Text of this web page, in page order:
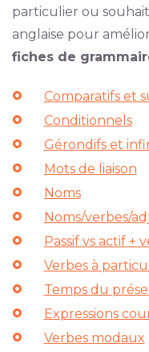
particulier ou
anglaise pour
fiches de
Comparatifs et
Conditionnels
Gérondifs et
Mots de liaison
Noms
Noms/verbes/
Passif vs actif +
Verbes à
Temps du
Expressions
Verbes modaux